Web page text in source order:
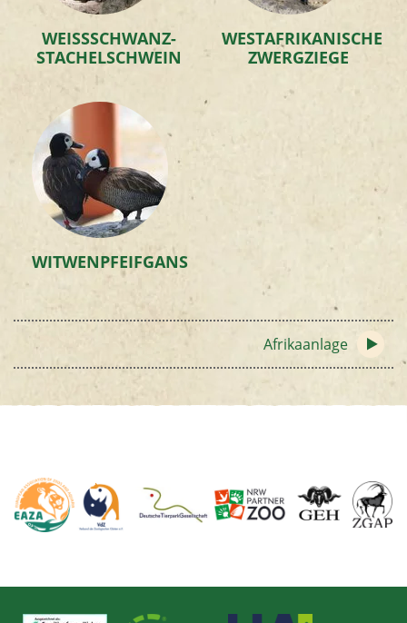
WEISSSCHWANZ-S
TACHELSCHWEIN
WESTAFRIKANISCHE
ZWERGZIEGE
WITWENPFEIFGANS
Afrikaanlage